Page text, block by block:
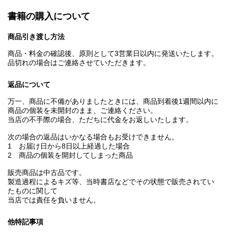
書籍の購入について
商品引き渡し方法
商品・料金の確認後、原則として3営業日以内に発送いたします。
品切れの場合はご連絡させていただきます。
返品について
万一、商品に不備がありましたときには、商品到着後1週間以内に
商品の個装を未開封のまま、ご連絡ください。
当店の不手際の場合、ただちに代金をお返しいたします。
次の場合の返品はいかなる場合もお受けできません。
1 お届け日から8日以上経過した場合
2 商品の個装を開封してしまった商品
販売商品は中古品です。
製造過程によるキズ等、当時書店などでその状態で販売されてい
たものに関して
当店では責任を負いません。
他特記事項